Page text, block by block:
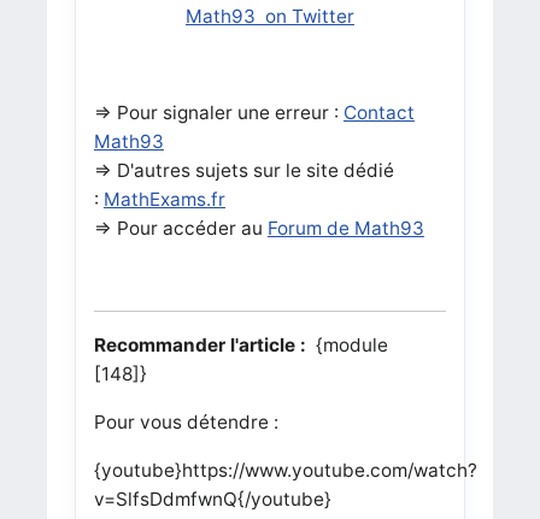
Math93 on Twitter
=> Pour signaler une erreur : Contact
Math93
=> D'autres sujets sur le site dédié
: MathExams.fr
=> Pour accéder au Forum de Math93
Recommander l'article : {module
[148]}
Pour vous détendre :
{youtube}https://www.youtube.com/watch?
v=SlfsDdmfwnQ{/youtube}